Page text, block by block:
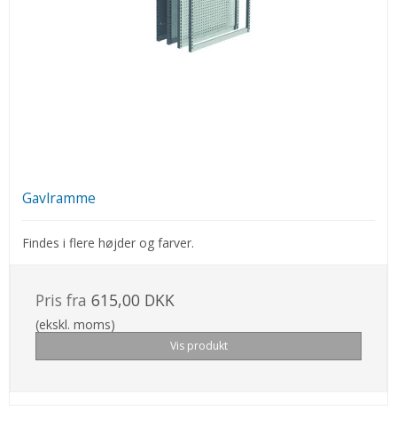
Gavlramme
Findes i flere højder og farver.
Pris fra 615,00 DKK
(ekskl. moms)
Vis produkt